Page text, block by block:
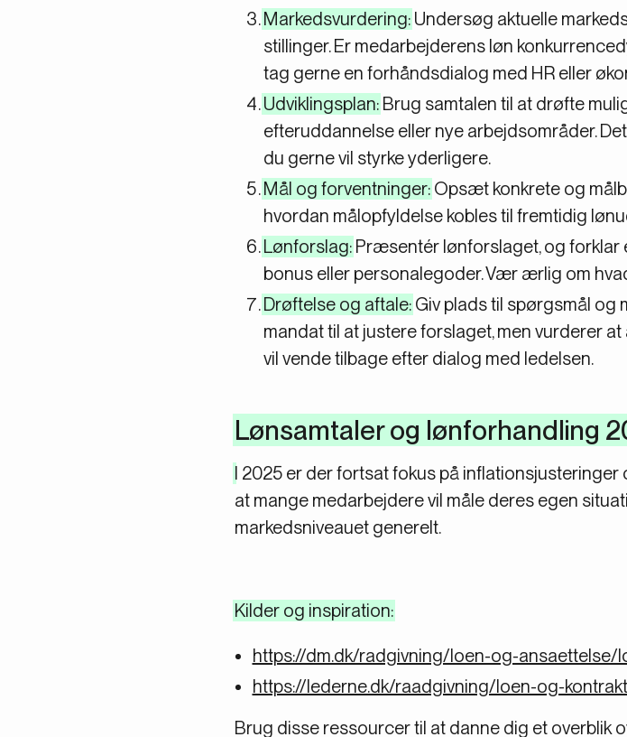
Markedsvurdering:Undersøg aktuelle
stillinger. Er medarbejderens løn
tag gerne en forhåndsdialog med HR eller
Udviklingsplan:Brug samtalen til at drøfte
efteruddannelse eller nye arbejdsområder.
du gerne vil styrke yderligere.
Mål og forventninger:Opsæt konkrete og
hvordan målopfyldelse kobles til fremtidig
Lønforslag:Præsentér lønforslaget, og forklar
bonus eller personalegoder. Vær ærlig om
Drøftelse og aftale:Giv plads til spørgsmål og
mandat til at justere forslaget, men vurderer
vil vende tilbage efter dialog med ledelsen.
Lønsamtaler og lønforhandling
I 2025 er der fortsat fokus på
at mange medarbejdere vil måle deres egen
markedsniveauet generelt.
Kilder og inspiration:
https://dm.dk/radgivning/loen-og-ansaettelse/
https://lederne.dk/raadgivning/loen-og-
Brug disse ressourcer til at danne dig et overblik